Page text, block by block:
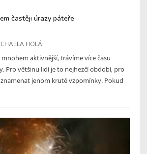
častěji úrazy páteře
HOLÁ
aktivnější, trávíme více času
Pro většinu lidí je to nejhezčí období, pro
jenom kruté vzpomínky. Pokud